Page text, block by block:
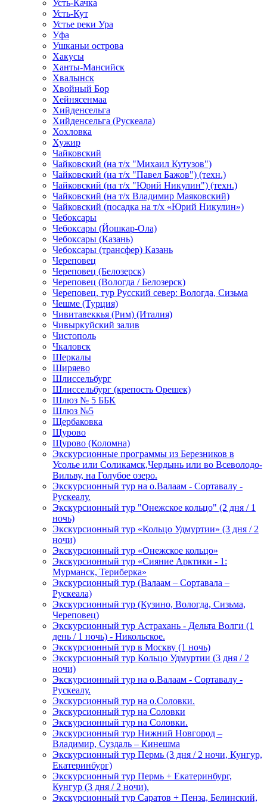
Усть-Качка
Усть-Кут
Устье реки Ура
Уфа
Ушканьи острова
Хакусы
Ханты-Мансийск
Хвалынск
Хвойный Бор
Хейнясенмаа
Хийденсельга
Хийденсельга (Рускеала)
Хохловка
Хужир
Чайковский
Чайковский (на т/х "Михаил Кутузов")
Чайковский (на т/х "Павел Бажов") (техн.)
Чайковский (на т/х "Юрий Никулин") (техн.)
Чайковский (на т/х Владимир Маяковский)
Чайковский (посадка на т/х «Юрий Никулин»)
Чебоксары
Чебоксары (Йошкар-Ола)
Чебоксары (Казань)
Чебоксары (трансфер) Казань
Череповец
Череповец (Белозерск)
Череповец (Вологда / Белозерск)
Череповец, тур Русский север: Вологда, Сизьма
Чешме (Турция)
Чивитавеккья (Рим) (Италия)
Чивыркуйский залив
Чистополь
Чкаловск
Шеркалы
Ширяево
Шлиссельбург
Шлиссельбург (крепость Орешек)
Шлюз № 5 ББК
Шлюз №5
Щербаковка
Щурово
Щурово (Коломна)
Экскурсионные программы из Березников в
Усолье или Соликамск,Чердынь или во Всеволодо-
Вильву, на Голубое озеро.
Экскурсионный тур на о.Валаам - Сортавалу -
Рускеалу.
Экскурсионный тур "Онежское кольцо" (2 дня / 1
ночь)
Экскурсионный тур «Кольцо Удмуртии» (3 дня / 2
ночи)
Экскурсионный тур «Онежское кольцо»
Экскурсионный тур «Сияние Арктики - 1:
Мурманск, Териберка»
Экскурсионный тур (Валаам – Сортавала –
Рускеала)
Экскурсионный тур (Кузино, Вологда, Сизьма,
Череповец)
Экскурсионный тур Астрахань - Дельта Волги (1
день / 1 ночь) - Никольское.
Экскурсионный тур в Москву (1 ночь)
Экскурсионный тур Кольцо Удмуртии (3 дня / 2
ночи)
Экскурсионный тур на о.Валаам - Сортавалу -
Рускеалу.
Экскурсионный тур на о.Соловки.
Экскурсионный тур на Соловки
Экскурсионный тур на Соловки.
Экскурсионный тур Нижний Новгород –
Владимир, Суздаль – Кинешма
Экскурсионный тур Пермь (3 дня / 2 ночи, Кунгур,
Екатеринбург)
Экскурсионный тур Пермь + Екатеринбург,
Кунгур (3 дня / 2 ночи).
Экскурсионный тур Саратов + Пенза, Белинский,